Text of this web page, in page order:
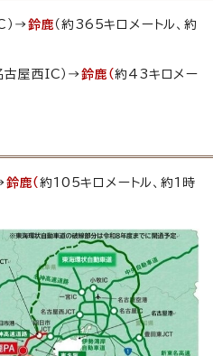
）→鈴鹿 （約365キロメートル、約
古屋西IC）→鈴鹿（約43キロメー
鈴鹿（約105キロメートル、約1時